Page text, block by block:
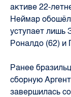
активе 22-
Неймар обошёл
уступает лишь
Роналдо (62) и
Ранее
сборную
завершилась